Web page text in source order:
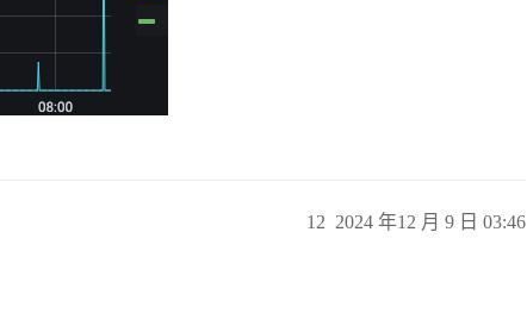
2024 年12 月 9 日 03:46
12